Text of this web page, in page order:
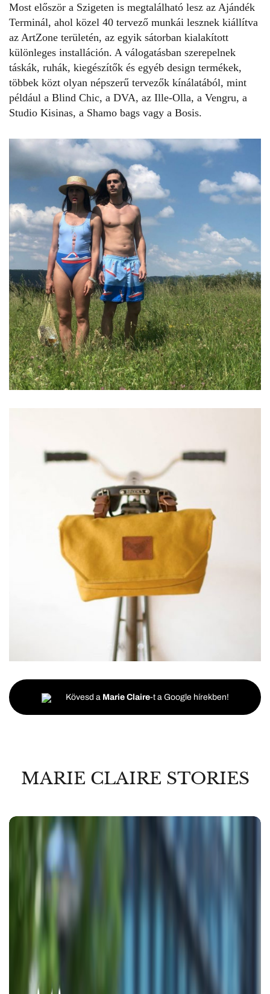
Most először a Szigeten is megtalálható lesz az Ajándék
Terminál, ahol közel 40 tervező munkái lesznek kiállítva
az ArtZone területén, az egyik sátorban kialakított
különleges installáción. A válogatásban szerepelnek
táskák, ruhák, kiegészítők és egyéb design termékek,
többek közt olyan népszerű tervezők kínálatából, mint
például a Blind Chic, a DVA, az Ille-Olla, a Vengru, a
Studio Kisinas, a Shamo bags vagy a Bosis.
Kövesd a Marie Claire-t a Google hírekben!
MARIE CLAIRE STORIES